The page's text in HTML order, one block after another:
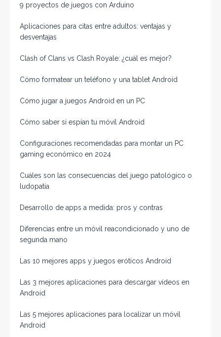
9 proyectos de juegos con Arduino
Aplicaciones para citas entre adultos: ventajas y
desventajas
Clash of Clans vs Clash Royale: ¿cuál es mejor?
Cómo formatear un teléfono y una tablet Android
Cómo jugar a juegos Android en un PC
Cómo saber si espían tu móvil Android
Configuraciones recomendadas para montar un PC
gaming económico en 2024
Cuáles son las consecuencias del juego patológico o
ludopatía
Desarrollo de apps a medida: pros y contras
Diferencias entre un móvil reacondicionado y uno de
segunda mano
Las 10 mejores apps y juegos eróticos Android
Las 3 mejores aplicaciones para descargar vídeos en
Android
Las 5 mejores aplicaciones para localizar un móvil
Android